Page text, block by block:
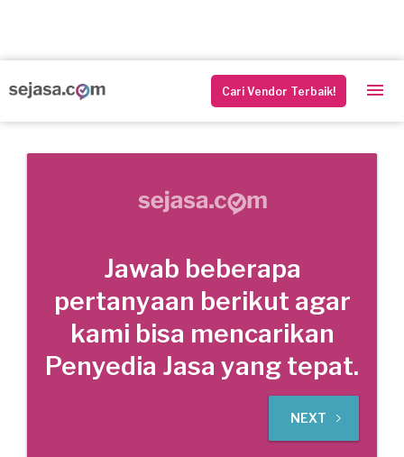
Cari Vendor Terbaik!
Jawab beberapa
pertanyaan berikut agar
kami bisa mencarikan
Penyedia Jasa yang tepat.
NEXT